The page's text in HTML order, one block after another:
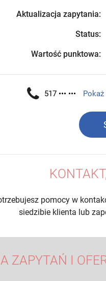
Aktualizacja zapytania:
Status:
Wartość punktowa:
517 ••• ••• Pokaż
pomocy w
siedzibie klienta lub
ZAPYTAŃ I